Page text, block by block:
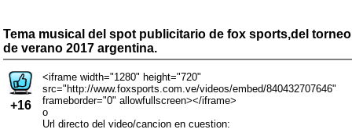
Tema musical del spot publicitario de fox sports,del torneo
de verano 2017 argentina.
+16
<iframe width="1280" height="720"
src="http://www.foxsports.com.ve/videos/embed/840432707646"
frameborder="0" allowfullscreen></iframe>
o
Url directo del video/cancion en cuestion: